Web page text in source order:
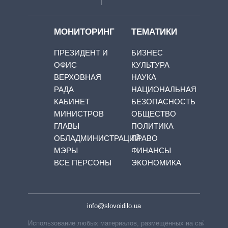
МОНИТОРИНГ
ПРЕЗИДЕНТ И
ОФИС
ВЕРХОВНАЯ
РАДА
КАБИНЕТ
МИНИСТРОВ
ГЛАВЫ
ОБЛАДМИНИСТРАЦИЙ
МЭРЫ
ВСЕ ПЕРСОНЫ
ТЕМАТИКИ
БИЗНЕС
КУЛЬТУРА
НАУКА
НАЦИОНАЛЬНАЯ
БЕЗОПАСНОСТЬ
ОБЩЕСТВО
ПОЛИТИКА
ПРАВО
ФИНАНСЫ
ЭКОНОМИКА
info@slovoidilo.ua
Использование любых материалов, размещённых на сайте,